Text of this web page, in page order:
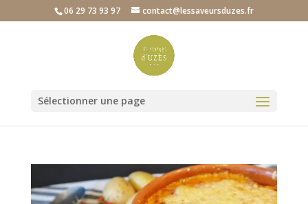
06 29 73 93 97 contact@lessaveursduzes.fr
Sélectionner une page